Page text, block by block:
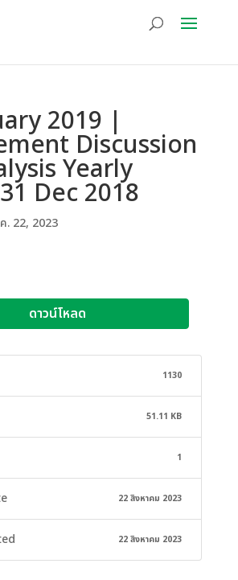
2019 |
Discussion
Yearly
Dec 2018
. 22, 2023
ดาวน์โหลด
1130
51.11 KB
1
22 สิงหาคม 2023
22 สิงหาคม 2023